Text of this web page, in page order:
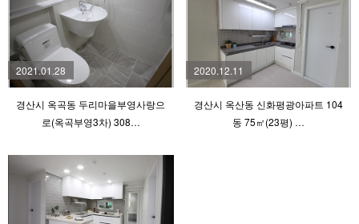
2021.01.28
경산시 옥곡동 두리마을부영사랑으
로(옥곡부영3차) 308…
2020.12.11
경산시 옥산동 신화평광아파트 104
동 75㎡(23평) …